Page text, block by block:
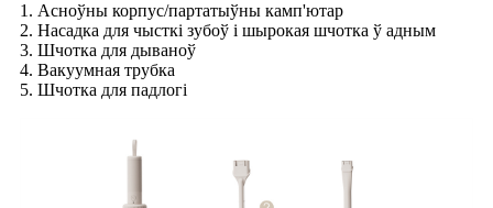
1. Асноўны корпус/партатыўны камп'ютар
2. Насадка для чысткі зубоў і шырокая шчотка ў адным
3. Шчотка для дываноў
4. Вакуумная трубка
5. Шчотка для падлогі